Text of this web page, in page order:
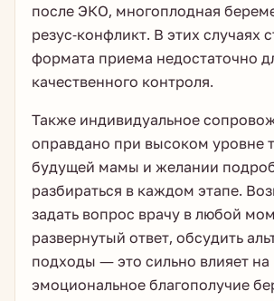
после ЭКО, многоплодная
резус-конфликт. В этих случаях
формата приема недостаточно
качественного контроля.
Также индивидуальное
оправдано при высоком уровне
будущей мамы и желании
разбираться в каждом этапе.
задать вопрос врачу в любой
развернутый ответ, обсудить
подходы — это сильно влияет на
эмоциональное благополучие